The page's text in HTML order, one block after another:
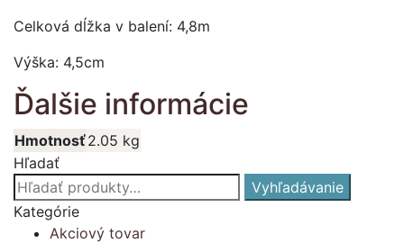
Celková dĺžka v balení: 4,8m
Výška: 4,5cm
Ďalšie informácie
Hmotnosť2.05 kg
Hľadať
Hľadať:
Vyhľadávanie
Kategórie
Akciový tovar